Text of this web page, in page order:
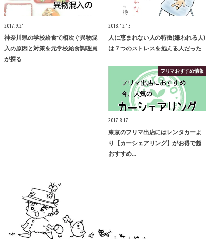
2017.9.21
神奈川県の学校給食で相次ぐ異物混
入の原因と対策を元学校給食調理員
が探る
2018.12.13
人に恵まれない人の特徴(嫌われる人)
は７つのストレスを抱える人だった
フリマおすすめ情報
2017.8.17
東京のフリマ出店にはレンタカーよ
り【カーシェアリング】がお得で超
おすすめ…